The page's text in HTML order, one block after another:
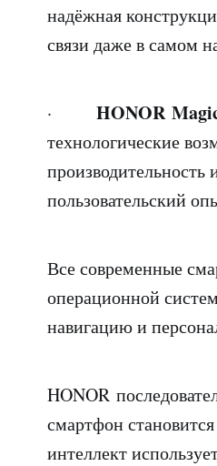
надёжная
связи даже в самом
· HONOR
технологические
пользовательский
Все современные
операционной
навигацию и
HONOR
смартфон
интеллект